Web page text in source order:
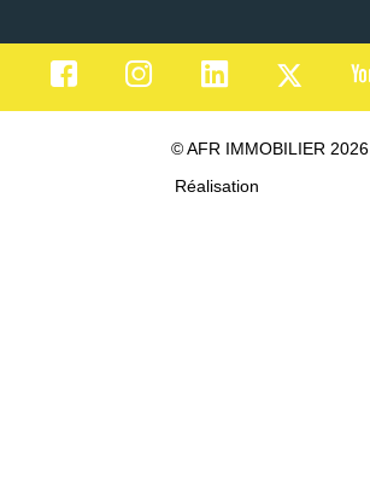
© AFR IMMOBILIER 2026
Réalisation